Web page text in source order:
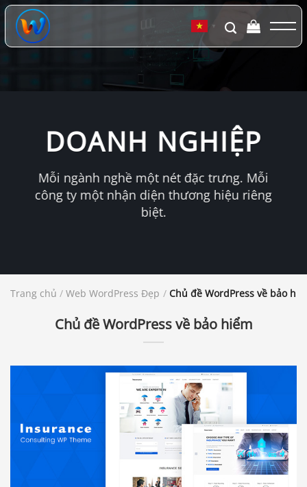
Chuyển
đến
dung
▼
DOANH NGHIỆP
Mỗi ngành nghề một nét đặc trưng. Mỗi
công ty một nhận diện thương hiệu riêng
biệt.
Trang chủ / Web WordPress Đẹp / Chủ đề WordPress về bảo
Chủ đề WordPress về bảo hiểm